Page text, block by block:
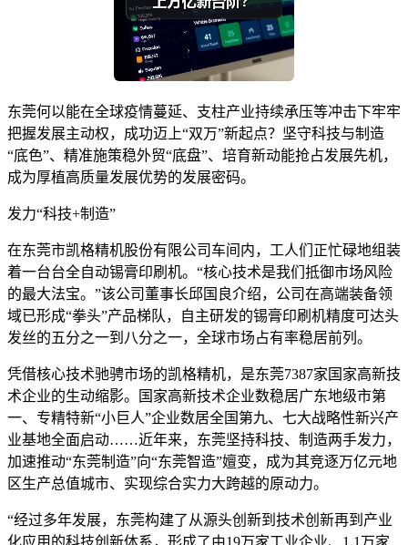
东莞何以能在全球疫情蔓延、支柱产业持续承压等冲击下牢牢
把握发展主动权，成功迈上“双万”新起点？坚守科技与制造
“底色”、精准施策稳外贸“底盘”、培育新动能抢占发展先机，
成为厚植高质量发展优势的发展密码。
发力“科技+制造”
在东莞市凯格精机股份有限公司车间内，工人们正忙碌地组装
着一台台全自动锡膏印刷机。“核心技术是我们抵御市场风险
的最大法宝。”该公司董事长邱国良介绍，公司在高端装备领
域已形成“拳头”产品梯队，自主研发的锡膏印刷机精度可达头
发丝的五分之一到八分之一，全球市场占有率稳居前列。
凭借核心技术驰骋市场的凯格精机，是东莞7387家国家高新技
术企业的生动缩影。国家高新技术企业数稳居广东地级市第
一、专精特新“小巨人”企业数居全国第九、七大战略性新兴产
业基地全面启动……近年来，东莞坚持科技、制造两手发力，
加速推动“东莞制造”向“东莞智造”嬗变，成为其竞逐万亿元地
区生产总值城市、实现综合实力大跨越的原动力。
“经过多年发展，东莞构建了从源头创新到技术创新再到产业
化应用的科技创新体系，形成了由19万家工业企业、1.1万家